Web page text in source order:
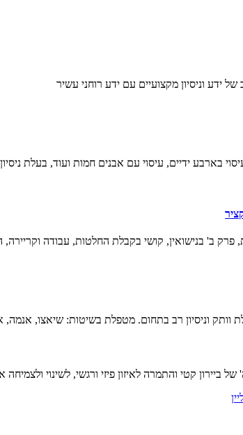
ידע וניסיון מקצועיים עם ידע רוחני עשיר
ידיים, עיסוי עם אבנים חמות ועוד, בעלת ניסיון של
פרק ב' בנישואין, קושי בקבלת החלטות, עבודה
וניסיון רב בתחום. מטפלת בשיטות: שיאצו, אנמה,
קטי והתמרה לאיזון פיזי ורגשי, לשינוי ולצמיחה